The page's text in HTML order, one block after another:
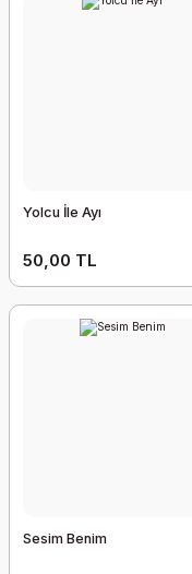
Yolcu İle Ayı
50,00 TL
Sesim Benim